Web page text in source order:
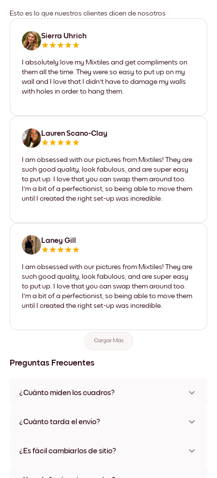
Esto es lo que nuestros clientes dicen de nosotros
Sierra Uhrich
I absolutely love my Mixtiles and get compliments on
them all the time. They were so easy to put up on my
wall and I love that I didn't have to damage my walls
with holes in order to hang them.
Lauren Scano-Clay
I am obsessed with our pictures from Mixtiles! They are
such good quality, look fabulous, and are super easy
to put up. I love that you can swap them around too.
I'm a bit of a perfectionist, so being able to move them
until I created the right set-up was incredible.
Laney Gill
I am obsessed with our pictures from Mixtiles! They are
such good quality, look fabulous, and are super easy
to put up. I love that you can swap them around too.
I'm a bit of a perfectionist, so being able to move them
until I created the right set-up was incredible.
Cargar Más
Preguntas Frecuentes
¿Cuánto miden los cuadros?
opción única de 56x112 cm. Disponible en varios materiales y
¿Cuánto tarda el envío?
disponibles en algunos países. Te enviaremos un número de
¿Es fácil cambiarlos de sitio?